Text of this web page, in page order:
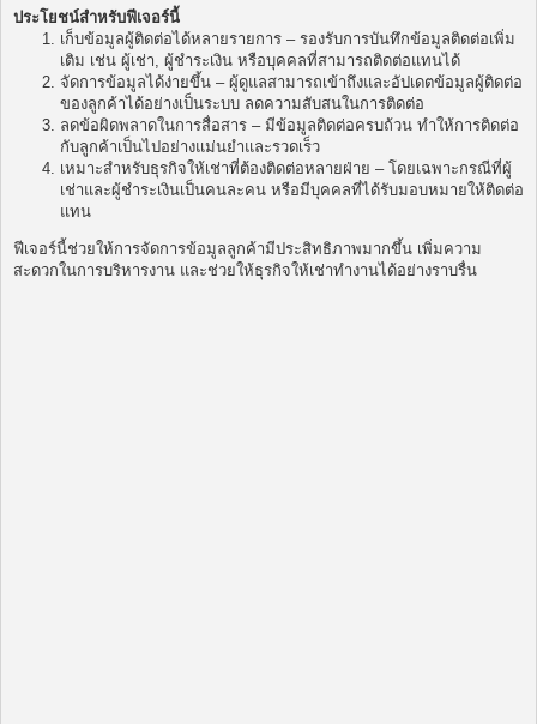
ประโยชน์สำหรับฟีเจอร์นี้
เก็บข้อมูลผู้ติดต่อได้หลายรายการ – รองรับการบันทึกข้อมูลติดต่อเพิ่ม
เติม เช่น ผู้เช่า, ผู้ชำระเงิน หรือบุคคลที่สามารถติดต่อแทนได้
จัดการข้อมูลได้ง่ายขึ้น – ผู้ดูแลสามารถเข้าถึงและอัปเดตข้อมูลผู้ติดต่อ
ของลูกค้าได้อย่างเป็นระบบ ลดความสับสนในการติดต่อ
ลดข้อผิดพลาดในการสื่อสาร – มีข้อมูลติดต่อครบถ้วน ทำให้การติดต่อ
กับลูกค้าเป็นไปอย่างแม่นยำและรวดเร็ว
เหมาะสำหรับธุรกิจให้เช่าที่ต้องติดต่อหลายฝ่าย – โดยเฉพาะกรณีที่ผู้
เช่าและผู้ชำระเงินเป็นคนละคน หรือมีบุคคลที่ได้รับมอบหมายให้ติดต่อ
แทน
ฟีเจอร์นี้ช่วยให้การจัดการข้อมูลลูกค้ามีประสิทธิภาพมากขึ้น เพิ่มความ
สะดวกในการบริหารงาน และช่วยให้ธุรกิจให้เช่าทำงานได้อย่างราบรื่น